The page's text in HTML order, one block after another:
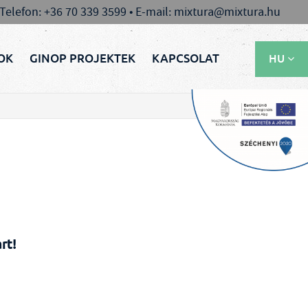
HU
RU
+36 70 339 3599 • E-mail: mixtura@mixtura.hu
GINOP PROJEKTEK KAPCSOLAT